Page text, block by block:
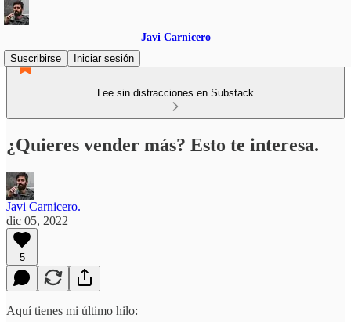
Javi Carnicero
Suscribirse
Iniciar sesión
Lee sin distracciones en Substack
¿Quieres vender más? Esto te interesa.
Javi Carnicero.
dic 05, 2022
5
Aquí tienes mi último hilo: